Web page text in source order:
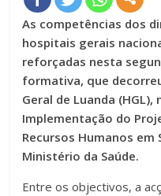
As competências dos
hospitais gerais
reforçadas nesta
formativa, que
Geral de Luanda
Implementação do
Recursos Humanos em
Ministério da Saúde.
Entre os objectivos, a